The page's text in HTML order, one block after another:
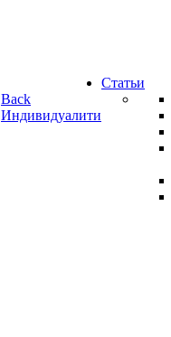
Back
Индивидуалити
Статьи